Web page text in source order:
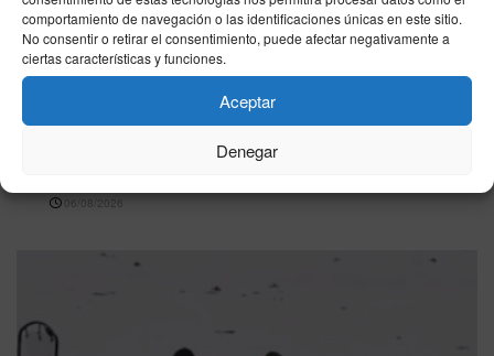
comportamiento de navegación o las identificaciones únicas en este sitio.
No consentir o retirar el consentimiento, puede afectar negativamente a
ciertas características y funciones.
Aceptar
Denegar
Viajar de España a Italia ya no es igual: controles
06/08/2026